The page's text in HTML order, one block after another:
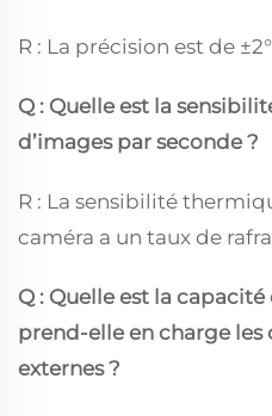
R : La précision est de
Q : Quelle est la
d’images par seconde ?
R : La sensibilité
caméra a un taux de
Q : Quelle est la
prend-elle en charge
externes ?